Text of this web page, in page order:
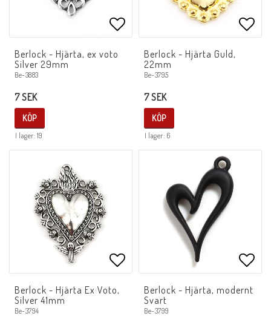
Lägg till i favoritlistan
Berlock - Hjärta, ex voto
Silver 29mm
Be-3883
7 SEK
I lager: 19
KÖP
Berlock - Hjärta Guld,
22mm
Be-3795
7 SEK
I lager: 6
KÖP
Lägg till i favoritlistan
Berlock - Hjärta Ex Voto,
Silver 41mm
Be-3794
Berlock - Hjärta, modernt
Svart
Be-3799